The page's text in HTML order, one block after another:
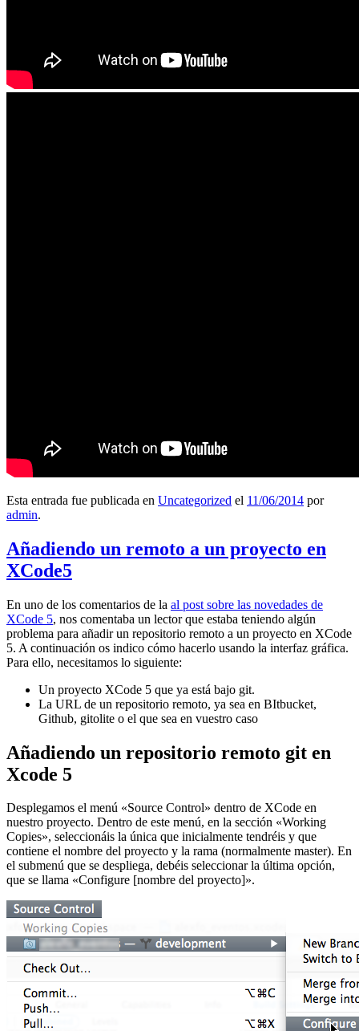
Esta entrada fue publicada en Uncategorized el 11/06/2014 por
admin.
Añadiendo un remoto a un proyecto en
XCode5
En uno de los comentarios de la al post sobre las novedades de
XCode 5, nos comentaba un lector que estaba teniendo algún
problema para añadir un repositorio remoto a un proyecto en XCode
5. A continuación os indico cómo hacerlo usando la interfaz gráfica.
Para ello, necesitamos lo siguiente:
Un proyecto XCode 5 que ya está bajo git.
La URL de un repositorio remoto, ya sea en BItbucket,
Github, gitolite o el que sea en vuestro caso
Añadiendo un repositorio remoto git en
Xcode 5
Desplegamos el menú «Source Control» dentro de XCode en
nuestro proyecto. Dentro de este menú, en la sección «Working
Copies», seleccionáis la única que inicialmente tendréis y que
contiene el nombre del proyecto y la rama (normalmente master). En
el submenú que se despliega, debéis seleccionar la última opción,
que se llama «Configure [nombre del proyecto]».